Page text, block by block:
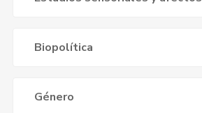
Biopolítica
Género